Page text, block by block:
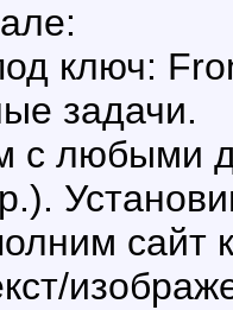
ключ:
задачи.
с любыми
сайт